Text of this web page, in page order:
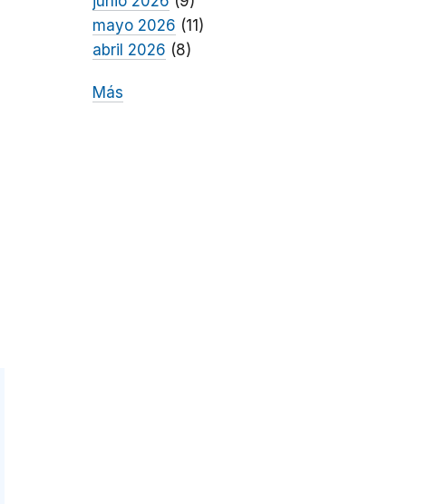
mayo 2026 (11)
abril 2026 (8)
Más